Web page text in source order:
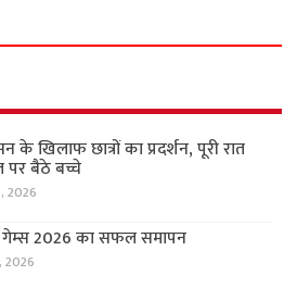
के खिलाफ छात्रों का प्रदर्शन, पूरी रात
बैठे बच्चे
2026
2026 का सफल समापन
2026